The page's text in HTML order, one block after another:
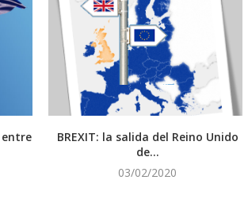
BREXIT: la salida del Reino Unido
de...
03/02/2020